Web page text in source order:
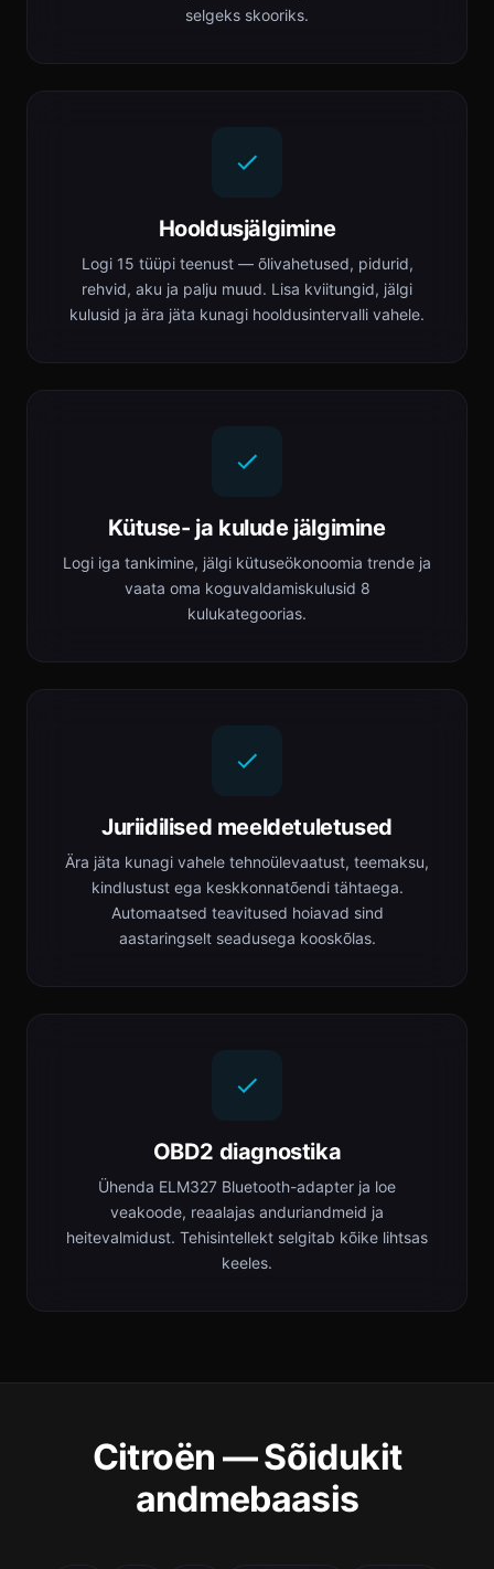
selgeks skooriks.
Hooldusjälgimine
Logi 15 tüüpi teenust — õlivahetused, pidurid,
rehvid, aku ja palju muud. Lisa kviitungid, jälgi
kulusid ja ära jäta kunagi hooldusintervalli vahele.
Kütuse- ja kulude jälgimine
Logi iga tankimine, jälgi kütuseökonoomia trende ja
vaata oma koguvaldamiskulusid 8
kulukategoorias.
Juriidilised meeldetuletused
Ära jäta kunagi vahele tehnoülevaatust, teemaksu,
kindlustust ega keskkonnatõendi tähtaega.
Automaatsed teavitused hoiavad sind
aastaringselt seadusega kooskõlas.
OBD2 diagnostika
Ühenda ELM327 Bluetooth-adapter ja loe
veakoode, reaalajas anduriandmeid ja
heitevalmidust. Tehisintellekt selgitab kõike lihtsas
keeles.
Citroën — Sõidukit
andmebaasis